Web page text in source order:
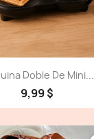
Doble De Mini...
9,99 $